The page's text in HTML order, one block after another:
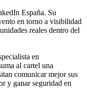
España. Su
en torno a visibilidad
reales dentro del
en
al cartel una
comunicar mejor sus
y ganar seguridad en